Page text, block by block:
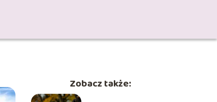
Zobacz także: